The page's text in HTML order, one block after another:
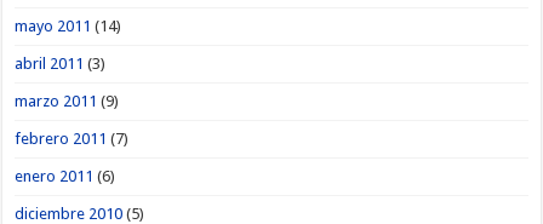
mayo 2011 (14)
abril 2011 (3)
marzo 2011 (9)
febrero 2011 (7)
enero 2011 (6)
diciembre 2010 (5)